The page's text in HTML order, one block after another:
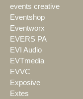
events creative
Eventshop
Eventworx
EVERS PA
EVI Audio
EVTmedia
EVVC
Exposive
Extes